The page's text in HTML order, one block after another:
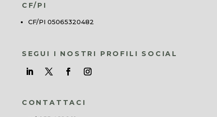
CF/PI
CF/PI 05065320482
SEGUI I NOSTRI PROFILI SOCIAL
CONTATTACI